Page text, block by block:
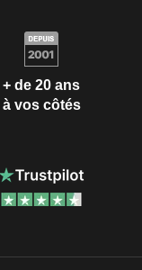
+ de 20 ans
à vos côtés